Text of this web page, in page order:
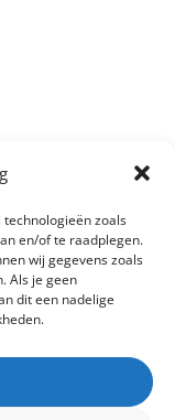
zoals
en/of te raadplegen.
wij gegevens zoals
Als je geen
dit een nadelige